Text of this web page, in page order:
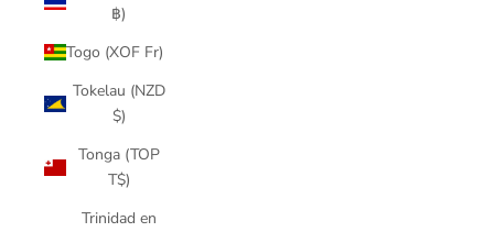
฿)
Togo (XOF Fr)
Tokelau (NZD
$)
Tonga (TOP
T$)
Trinidad en